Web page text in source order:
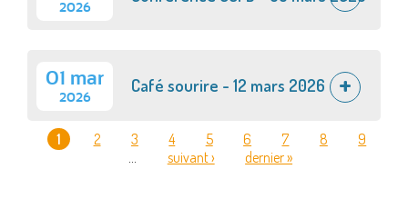
2026
01 mar
2026
Café sourire - 12 mars 2026
1 2 3 4 5 6 7 8
9
suivant › dernier »